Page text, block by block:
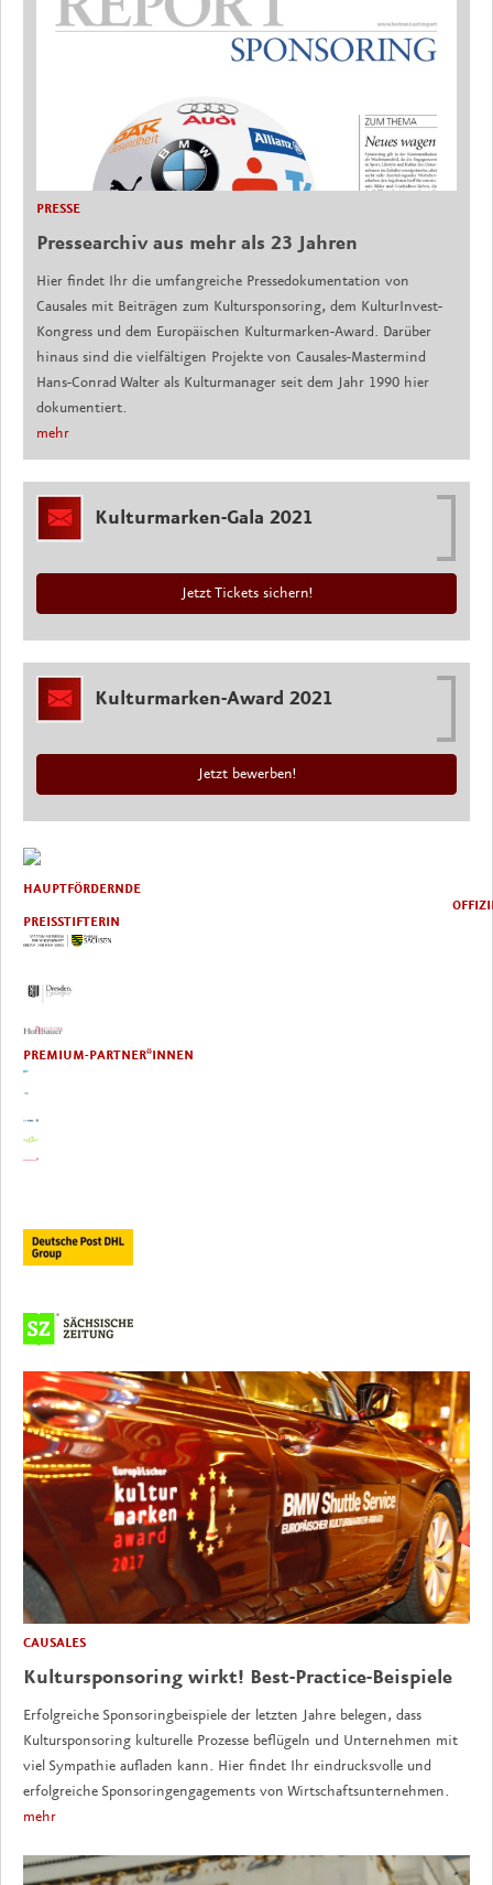
PRESSE
Pressearchiv aus mehr als 23 Jahren
Hier findet Ihr die umfangreiche Pressedokumentation von
Causales mit Beiträgen zum Kultursponsoring, dem KulturInvest-
Kongress und dem Europäischen Kulturmarken-Award. Darüber
hinaus sind die vielfältigen Projekte von Causales-Mastermind
Hans-Conrad Walter als Kulturmanager seit dem Jahr 1990 hier
dokumentiert.
mehr
Kulturmarken-Gala 2021
Jetzt Tickets sichern!
Kulturmarken-Award 2021
Jetzt bewerben!
HAUPTFÖRDERNDE
PREISSTIFTERIN
PREMIUM-PARTNER*INNEN
CAUSALES
Kultursponsoring wirkt! Best-Practice-Beispiele
Erfolgreiche Sponsoringbeispiele der letzten Jahre belegen, dass
Kultursponsoring kulturelle Prozesse beflügeln und Unternehmen mit
viel Sympathie aufladen kann. Hier findet Ihr eindrucksvolle und
erfolgreiche Sponsoringengagements von Wirtschaftsunternehmen.
mehr